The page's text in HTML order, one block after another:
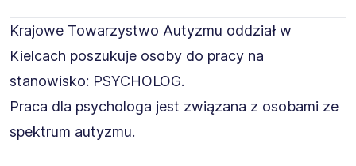
Krajowe Towarzystwo Autyzmu oddział w
Kielcach poszukuje osoby do pracy na
stanowisko: PSYCHOLOG.
Praca dla psychologa jest związana z osobami ze
spektrum autyzmu.